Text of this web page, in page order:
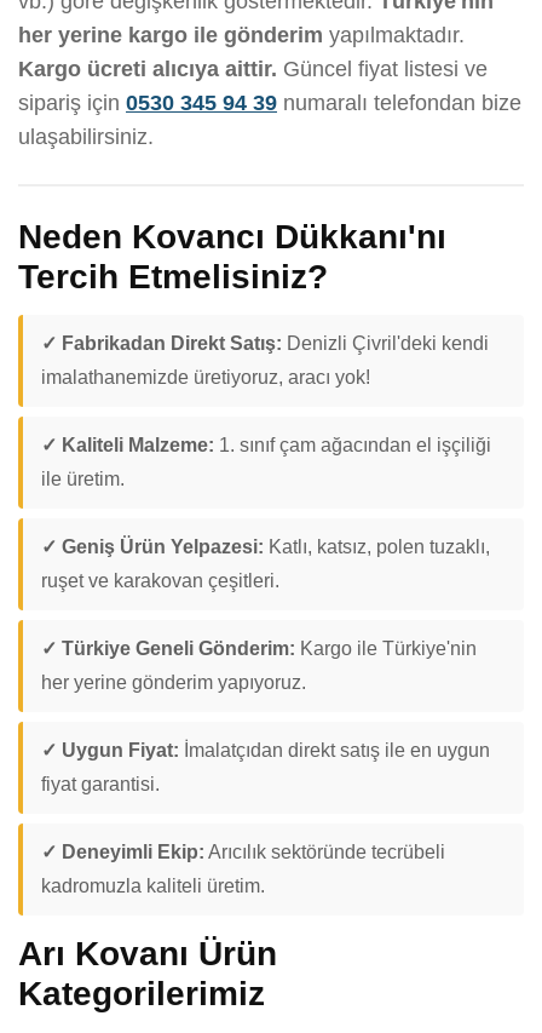
her yerine kargo ile gönderim yapılmaktadır.
Kargo ücreti alıcıya aittir. Güncel fiyat listesi ve
sipariş için 0530 345 94 39 numaralı telefondan bize
ulaşabilirsiniz.
Neden Kovancı Dükkanı'nı
Tercih Etmelisiniz?
✓ Fabrikadan Direkt Satış: Denizli Çivril'deki kendi
imalathanemizde üretiyoruz, aracı yok!
✓ Kaliteli Malzeme: 1. sınıf çam ağacından el işçiliği
ile üretim.
✓ Geniş Ürün Yelpazesi: Katlı, katsız, polen tuzaklı,
ruşet ve karakovan çeşitleri.
✓ Türkiye Geneli Gönderim: Kargo ile Türkiye'nin
her yerine gönderim yapıyoruz.
✓ Uygun Fiyat: İmalatçıdan direkt satış ile en uygun
fiyat garantisi.
✓ Deneyimli Ekip: Arıcılık sektöründe tecrübeli
kadromuzla kaliteli üretim.
Arı Kovanı Ürün
Kategorilerimiz